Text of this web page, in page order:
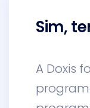
Sim,
A Doxis